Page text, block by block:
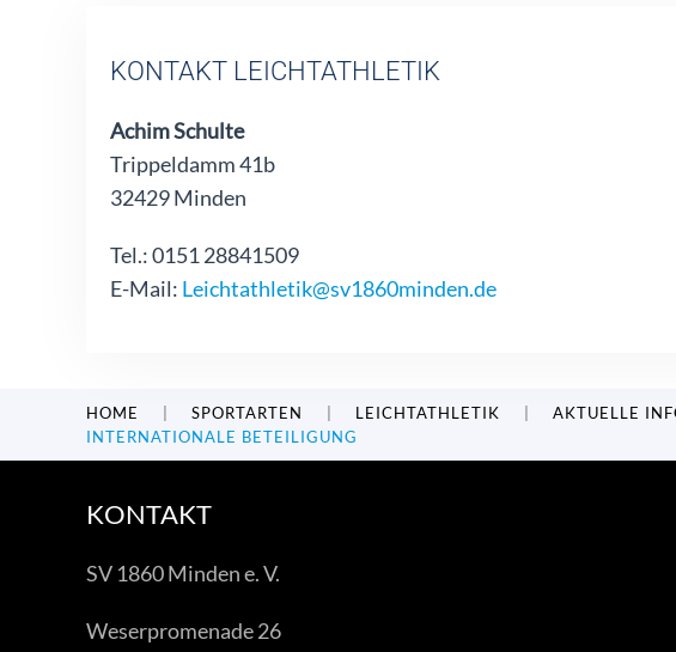
KONTAKT LEICHTATHLETIK
Achim Schulte
Trippeldamm 41b
32429 Minden
Tel.: 0151 28841509
E-Mail: Leichtathletik@sv1860minden.de
HOME SPORTARTEN LEICHTATHLETIK AKTUELLE
INTERNATIONALE BETEILIGUNG
KONTAKT
SV 1860 Minden e. V.
Weserpromenade 26